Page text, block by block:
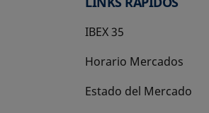
IBEX 35
Horario Mercados
Estado del Mercado